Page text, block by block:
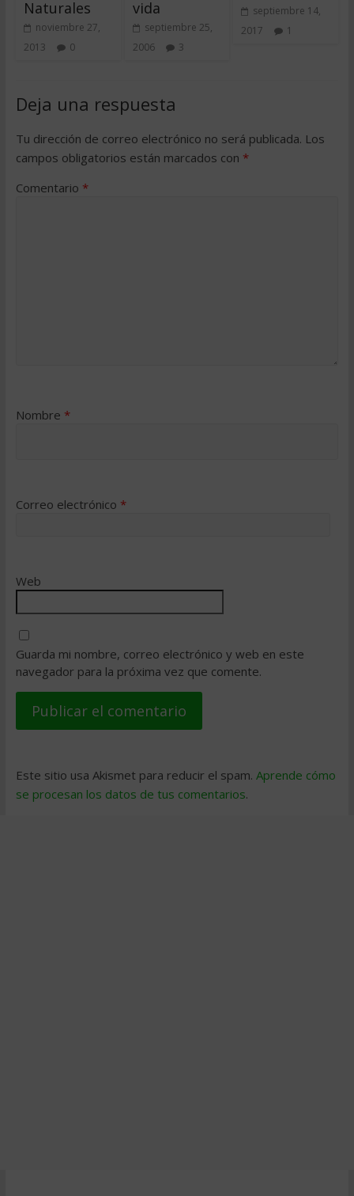
Naturales
noviembre 27,
2013
0
vida
septiembre 25,
2006
3
septiembre 14,
2017
1
Deja una respuesta
Tu dirección de correo electrónico no será publicada. Los
campos obligatorios están marcados con *
Comentario *
Nombre *
Correo electrónico *
Web
Guarda mi nombre, correo electrónico y web en este
navegador para la próxima vez que comente.
Este sitio usa Akismet para reducir el spam. Aprende cómo
se procesan los datos de tus comentarios.